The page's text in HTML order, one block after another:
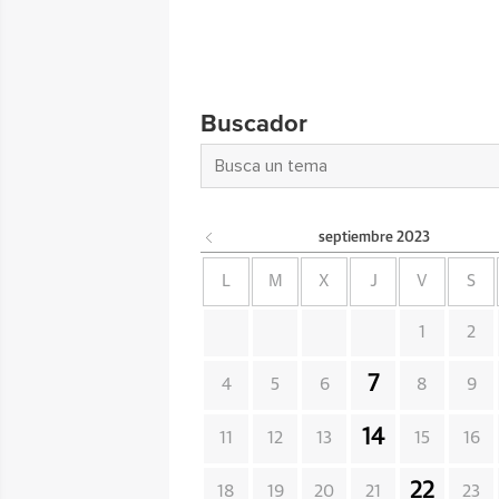
Buscador
septiembre 2023
L M X J V S
1 2
4 5 6 7 8 9
11 12 13 14 15 16
18 19 20 21 22 23